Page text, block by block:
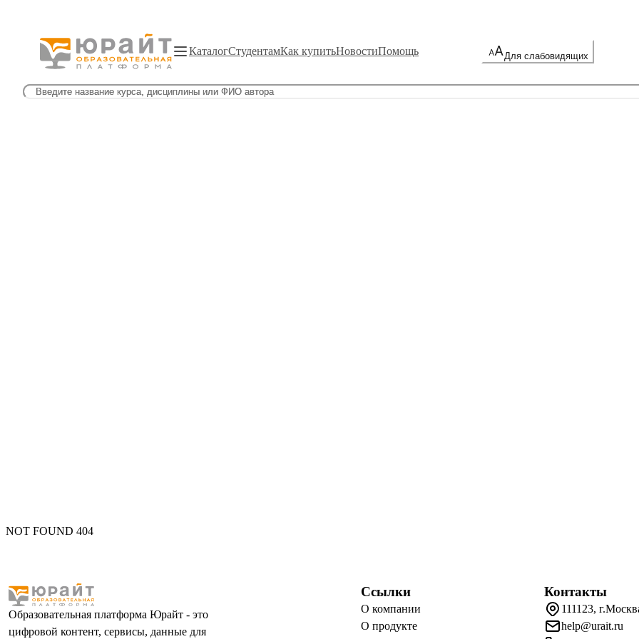
КаталогСтудентамКак купитьНовостиПомощь Для слабовидящих
NOT FOUND 404
Образовательная платформа Юрайт - это
цифровой контент, сервисы, данные для
Ссылки
О компании
О продукте
Контакты
111123,
help@urait.ru